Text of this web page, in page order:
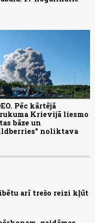
Pēc kārtējā
Krievijā liesmo
bāze un
noliktava
arī trešo reizi kļūt